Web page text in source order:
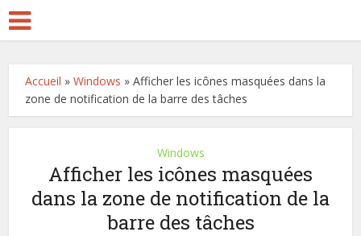
Accueil »Windows »Afficher les icônes masquées dans la
zone de notification de la barre des tâches
Windows
Afficher les icônes masquées
dans la zone de notification de la
barre des tâches